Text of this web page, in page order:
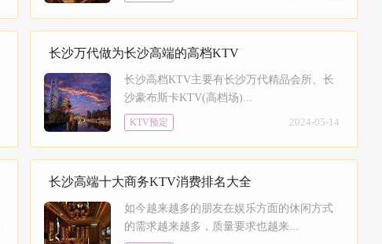
长沙万代做为长沙高端的高档KTV
长沙高档KTV主要有长沙万代精品会所、长
沙豪布斯卡KTV(高档场)...
KTV预定 2024-05-14
长沙高端十大商务KTV消费排名大全
如今越来越多的朋友在娱乐方面的休闲方式
的需求越来越多，质量要求也越来...